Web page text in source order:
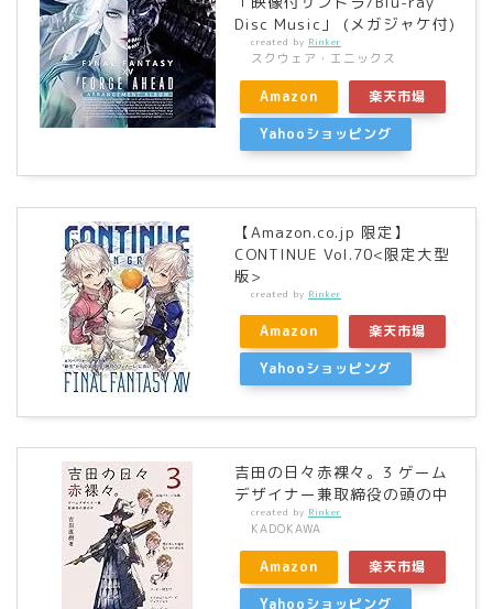
Disc Music」 (メガジャケ付)
created by Rinker
スクウェア・エニックス
Amazon
楽天市場
Yahooショッピング
【Amazon.co.jp 限定】
CONTINUE Vol.70<限定大型
版>
created by Rinker
Amazon
楽天市場
Yahooショッピング
吉田の日々赤裸々。3 ゲーム
デザイナー兼取締役の頭の中
created by Rinker
KADOKAWA
Amazon
楽天市場
Yahooショッピング